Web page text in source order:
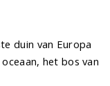
duin van Europa
het bos van